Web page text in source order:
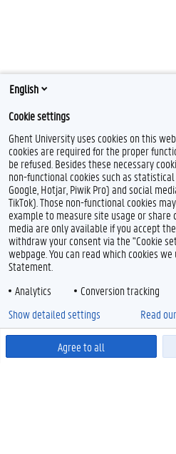
English
Cookie settings
Ghent University uses cookies on this
cookies are required for the proper
be refused. Besides these necessary
non-functional cookies such as
Google, Hotjar, Piwik Pro) and social
TikTok). Those non-functional cookies
example to measure site usage or share
media are only available if you accept
withdraw your consent via the "Cookie
webpage. You can read which cookies
Statement.
Analytics
Conversion tracking
Agree to all
Show detailed settings Read